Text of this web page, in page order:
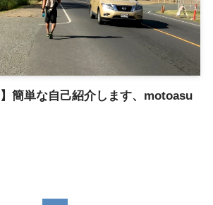
簡単な自己紹介します、motoasu